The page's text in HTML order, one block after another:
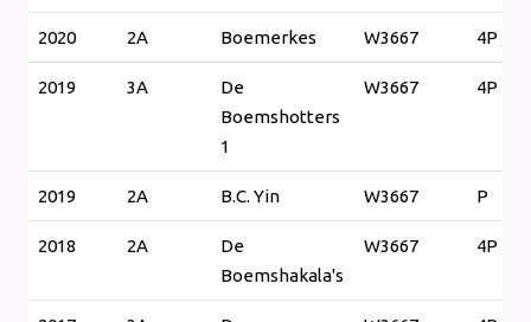
2020 2A Boemerkes W3667 4P
2019 3A
De
Boemshotters
1
W3667 4P
2019 2A B.C. Yin W3667 P
2018 2A
De
Boemshakala's
W3667 4P